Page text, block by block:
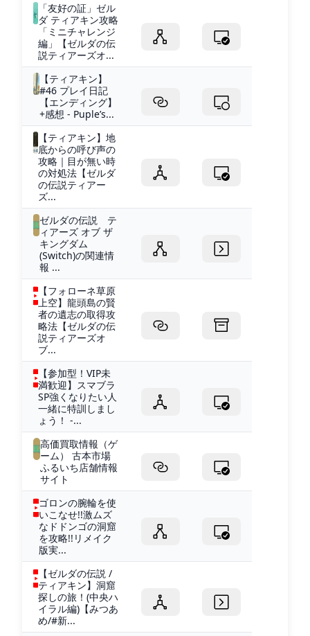
「友好の証」ゼル
ダ ティアキン攻略
「ミニチャレンジ
編」【ゼルダの伝
説ティアーズオ...
【ティアキン】
#46 プレイ日記
【エンディング】
+感想 - Puple’s...
【ティアキン】地
底からの呼び声の
攻略｜目が無い時
の対処法【ゼルダ
の伝説ティアー
ズ...
ゼルダの伝説 テ
ィアーズ オブ ザ
キングダム
(Switch)の関連情
報 ...
【フォローネ草原
上空】龍頭島の賢
者の遺志の取得攻
略法【ゼルダの伝
説ティアーズオ
ブ...
【参加型！VIP未
満歓迎】スマブラ
SP強くなりたい人
一緒に特訓しまし
ょう！ -...
高価買取情報（ゲ
ーム） 古本市場
ふるいち店舗情報
サイト
ゴロンの腕輪を使
いこなせ!!激ムズ
なドドンゴの洞窟
を攻略!!リメイク
版実...
【ゼルダの伝説 /
ティアキン】洞窟
探しの旅！(中央ハ
イラル編)【みつあ
め/#新...